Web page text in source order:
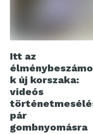
Itt az
k új korszaka:
videós
pár
gombnyomásra